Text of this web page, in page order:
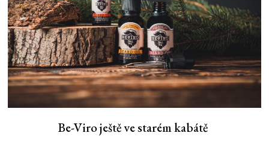
Be-Viro ještě ve starém kabátě